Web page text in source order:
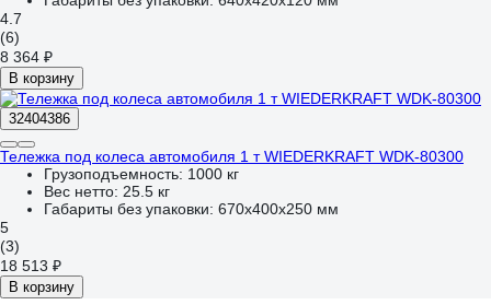
4.7
(6)
8 364 ₽
В корзину
32404386
Тележка под колеса автомобиля 1 т WIEDERKRAFT WDK-80300
Грузоподъемность: 1000 кг
Вес нетто: 25.5 кг
Габариты без упаковки: 670x400x250 мм
5
(3)
18 513 ₽
В корзину